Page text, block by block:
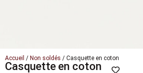
Accueil / Non soldés / Casquette en coton
Casquette en coton